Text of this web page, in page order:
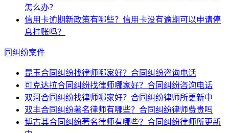
怎么办？
信用卡逾期新政策有哪些？信用卡没有逾期可以申请停
息挂账吗？
同纠纷案件
昆玉合同纠纷找律师哪家好？合同纠纷咨询电话
可克达拉合同纠纷找律师哪家好？合同纠纷咨询电话
双河合同纠纷找律师哪家好？合同纠纷律师所更新中
双丰合同纠纷著名律师有哪些？合同纠纷律师费贵吗
博古其合同纠纷著名律师有哪些？合同纠纷律师所更新